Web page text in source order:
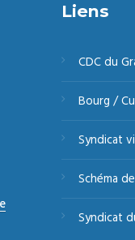
Liens
CDC du
Bourg /
Syndicat
Schéma
Syndicat